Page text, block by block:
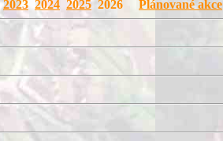
2023 2024 20252026 Plánované akce